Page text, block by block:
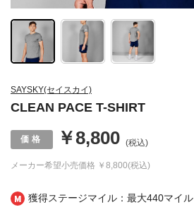
獲得ステージマイル：最大440マイル
SAYSKY(セイスカイ)
CLEAN PACE T-SHIRT
メーカー希望小売価格 ￥8,800(税込)
￥8,800 (税込)